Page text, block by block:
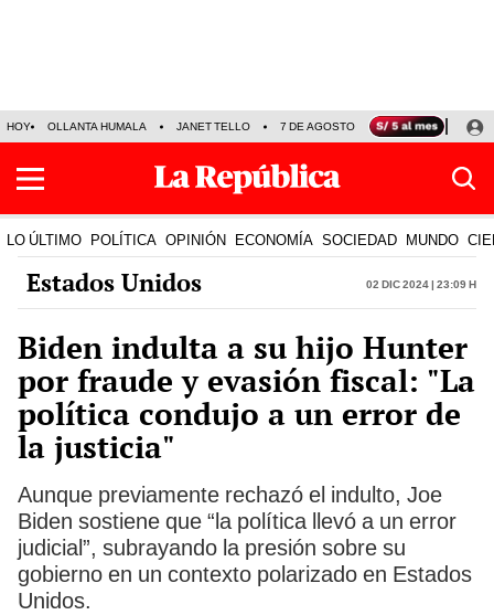
HOY OLLANTA HUMALA JANET TELLO 7 DE AGOSTO TINKA RESULTADOS
LO ÚLTIMO POLÍTICA OPINIÓN ECONOMÍA SOCIEDAD MUNDO
Estados Unidos 02 Dic 2024 | 23:09 h
Biden indulta a su hijo Hunter
por fraude y evasión fiscal: "La
política condujo a un error de
la justicia"
Aunque previamente rechazó el indulto, Joe
Biden sostiene que “la política llevó a un error
judicial”, subrayando la presión sobre su
gobierno en un contexto polarizado en Estados
Unidos.